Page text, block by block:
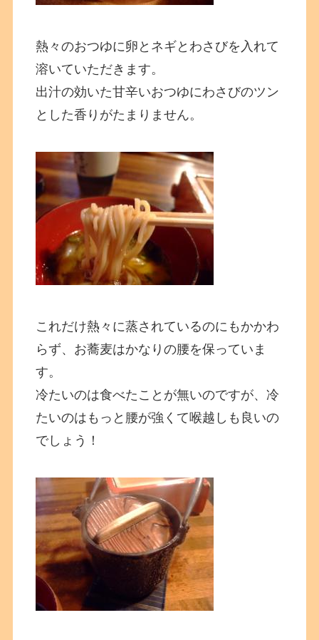
熱々のおつゆに卵とネギとわさびを入れて
溶いていただきます。
出汁の効いた甘辛いおつゆにわさびのツン
とした香りがたまりません。
これだけ熱々に蒸されているのにもかかわ
らず、お蕎麦はかなりの腰を保っていま
す。
冷たいのは食べたことが無いのですが、冷
たいのはもっと腰が強くて喉越しも良いの
でしょう！